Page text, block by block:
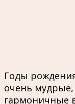
Годы
очень
гармоничные